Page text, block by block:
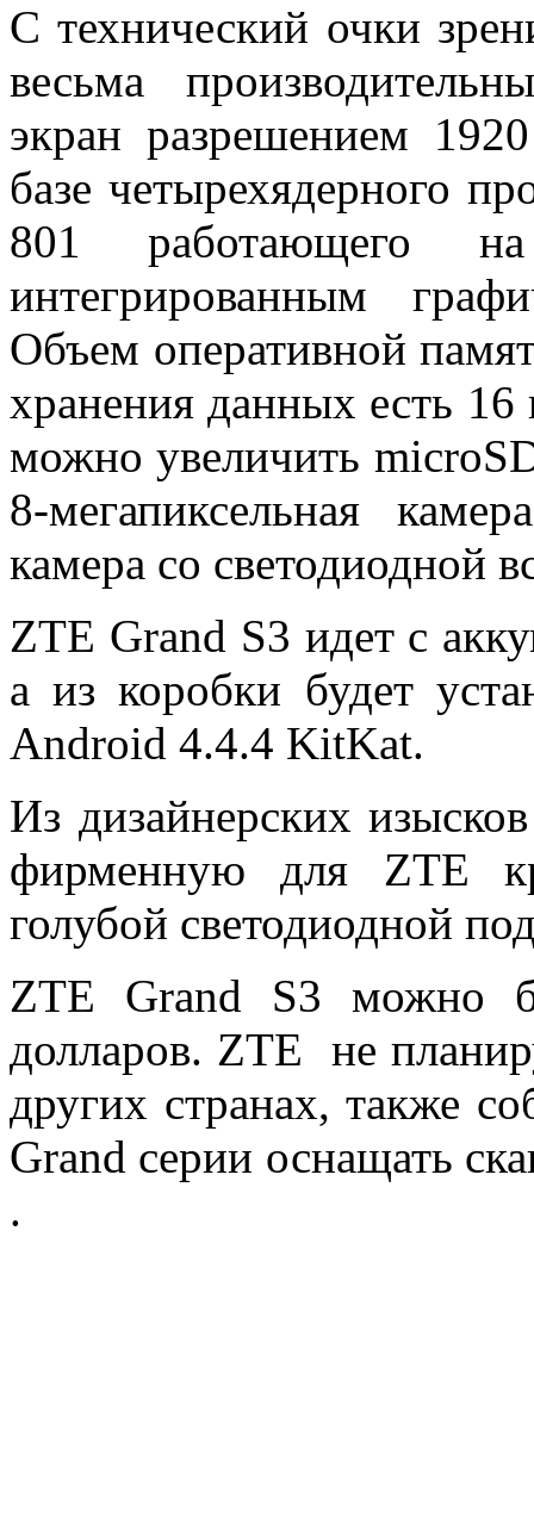
С технический очки
весьма
экран разрешением
базе четырехядерного
801 работающего
интегрированным
Объем оперативной
хранения данных есть
можно увеличить
8-мегапиксельная
камера со светодиодной
ZTE Grand S3 идет с
а из коробки будет
Android 4.4.4 KitKat.
Из дизайнерских
фирменную для ZTE
голубой светодиодной
ZTE Grand S3 можно
долларов. ZTE не
других странах, также
Grand серии оснащать
.